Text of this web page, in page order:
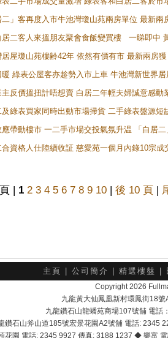
」客再度入市牛池灣瓊山苑兩房單位 最新兩
二客人來搵朋友聚會食飯變買樓 一睇即中
屋瓊山苑樓齢42年 依然有價有市 最新兩房
綠表公屋客亦趁勢入市上車 牛池灣新世界
反價搵扭計唔想賣 白居二年輕夫婦誠意感
及綠表買家同時出動市場掃貨 二手綠表盤源
應帶動樓市 一二手市場交投氣氛升温 「白居
資格人仕陸續收証 慈愛苑一個月內錄10宗
| 1 2 3 4 5 6 7 8 9 10 | 後 10 頁 |
主頁 公司簡介 精選樓盤
Copyright 2026
九龍黃大仙鳳凰新村環鳳街18
九龍鑽石山龍蟠苑商場107號舖 電
鑽石山斧山道185號宏景花園A2號舖 電話:
花園 電話: 2345 9927 傳真: 3188 1237 ◆ 樂富